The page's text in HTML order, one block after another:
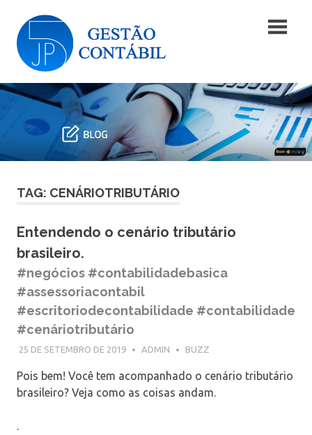
content
JP5
Gestão
Contábil
|
Gestão
Contábil
TAG: CENÁRIOTRIBUTÁRIO
Entendendo o cenário tributário
brasileiro.
#negócios #contabilidadebasica
#assessoriacontabil
#escritoriodecontabilidade #contabilidade
#cenáriotributário
25 DE SETEMBRO DE 2019 ADMIN BUZZ
Pois bem! Você tem acompanhado o cenário tributário
brasileiro? Veja como as coisas andam.
.